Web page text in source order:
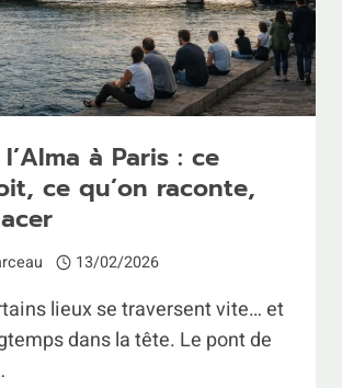
à Paris : ce
ce qu’on raconte,
13/02/2026
lieux se traversent vite… et
dans la tête. Le pont de